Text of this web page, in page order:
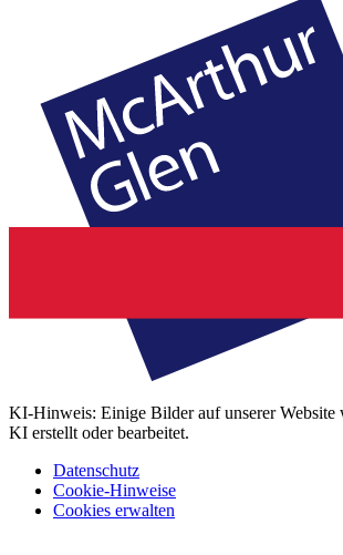
KI-Hinweis: Einige Bilder auf unserer Website
KI erstellt oder bearbeitet.
Datenschutz
Cookie-Hinweise
Cookies erwalten